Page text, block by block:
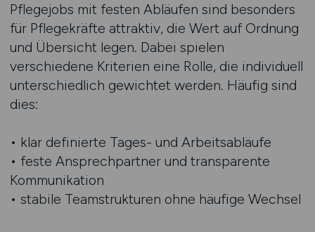
Pflegejobs mit festen Abläufen sind besonders
für Pflegekräfte attraktiv, die Wert auf Ordnung
und Übersicht legen. Dabei spielen
verschiedene Kriterien eine Rolle, die individuell
unterschiedlich gewichtet werden. Häufig sind
dies:
• klar definierte Tages- und Arbeitsabläufe
• feste Ansprechpartner und transparente
Kommunikation
• stabile Teamstrukturen ohne häufige Wechsel